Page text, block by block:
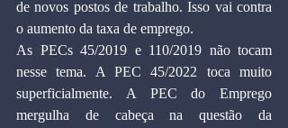
de novos postos de trabalho. Isso vai contra
o aumento da taxa de emprego.
As PECs 45/2019 e 110/2019 não tocam
nesse tema. A PEC 45/2022 toca muito
superficialmente. A PEC do Emprego
mergulha de cabeça na questão da